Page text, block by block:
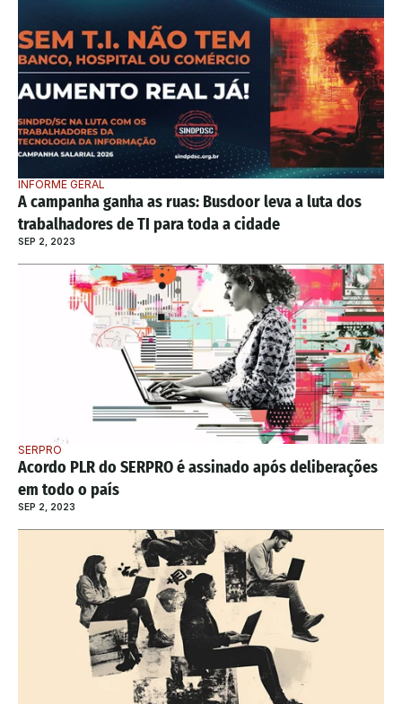
INFORME GERAL
A campanha ganha as ruas: Busdoor leva a luta dos
trabalhadores de TI para toda a cidade
SEP 2, 2023
SERPRO
Acordo PLR do SERPRO é assinado após deliberações
em todo o país
SEP 2, 2023